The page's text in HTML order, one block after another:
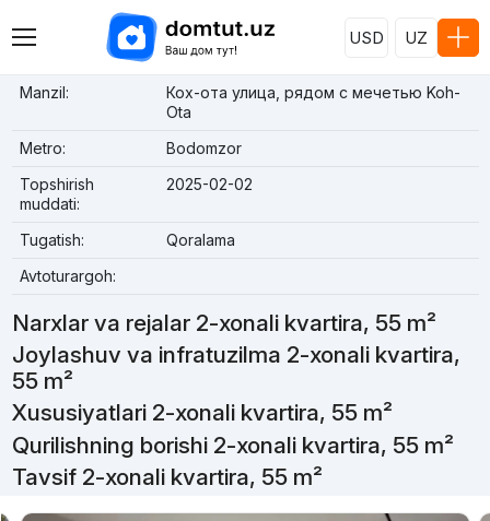
USD UZ
Manzil:
Кох-ота улица, рядом с мечетью Koh-
Ota
Metro:
Bodomzor
Topshirish
muddati:
2025-02-02
Tugatish:
Qoralama
Avtoturargoh:
Narxlar va rejalar 2-xonali kvartira, 55 m²
Joylashuv va infratuzilma 2-xonali kvartira,
55 m²
Xususiyatlari 2-xonali kvartira, 55 m²
Qurilishning borishi 2-xonali kvartira, 55 m²
Tavsif 2-xonali kvartira, 55 m²